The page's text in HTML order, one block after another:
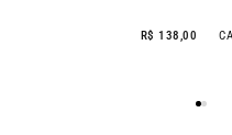
R$ 138,00